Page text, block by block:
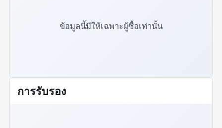
ข้อมูลนี้มีให้เฉพาะผู้ซื้อเท่านั้น
การรับรอง